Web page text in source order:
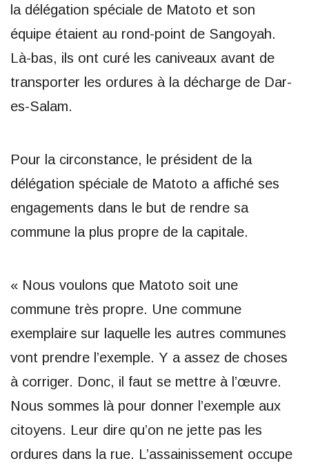
la délégation spéciale de Matoto et son
équipe étaient au rond-point de Sangoyah.
Là-bas, ils ont curé les caniveaux avant de
transporter les ordures à la décharge de Dar-
es-Salam.
Pour la circonstance, le président de la
délégation spéciale de Matoto a affiché ses
engagements dans le but de rendre sa
commune la plus propre de la capitale.
« Nous voulons que Matoto soit une
commune très propre. Une commune
exemplaire sur laquelle les autres communes
vont prendre l’exemple. Y a assez de choses
à corriger. Donc, il faut se mettre à l’œuvre.
Nous sommes là pour donner l’exemple aux
citoyens. Leur dire qu’on ne jette pas les
ordures dans la rue. L’assainissement occupe